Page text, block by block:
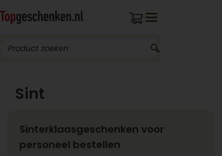
Sint
Sinterklaasgeschenken voor
personeel bestellen